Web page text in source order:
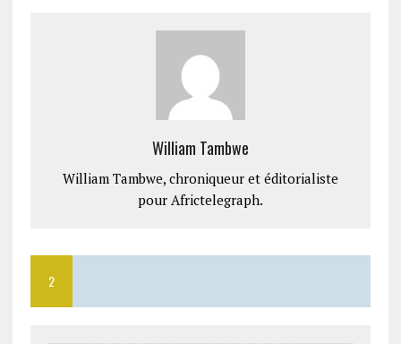
William Tambwe
William Tambwe, chroniqueur et éditorialiste
pour Africtelegraph.
2